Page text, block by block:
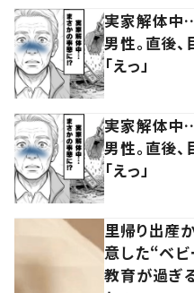
実家解体中
男性。直後
「えっ」
実家解体中
男性。直後
「えっ」
里帰り出産
意した“ベ
教育が過ぎ